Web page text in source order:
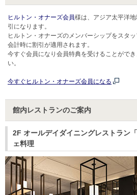
ヒルトン・オナーズ会員様は、アジア太平洋
引になります。
ヒルトン・オナーズのメンバーシップをスタ
会計時に割引が適用されます。
今すぐ会員になり会員特典を受けることがで
い。
今すぐヒルトン・オナーズ会員になる
館内レストランのご案内
2F オールデイダイニングレストラン
ェ料理